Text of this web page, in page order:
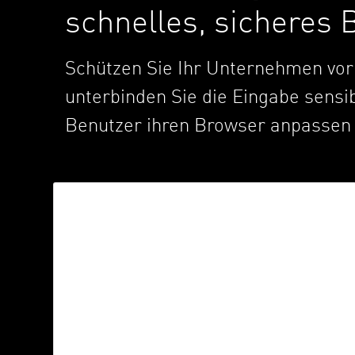
AI Agent Security
schnelles, sicheres
Schützen Sie Ihr Unternehmen
unterbinden Sie die Eingabe
Benutzer ihren Browser